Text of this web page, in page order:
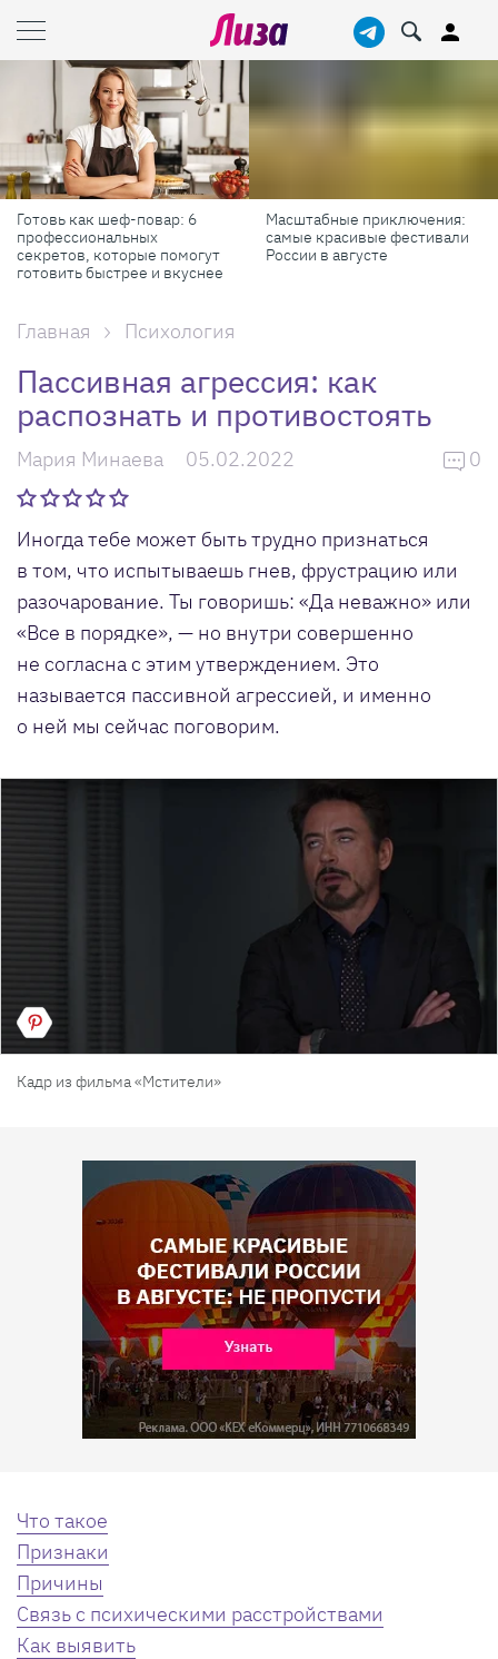
Готовь как шеф-повар: 6
профессиональных
секретов, которые помогут
готовить быстрее и вкуснее
Масштабные приключения:
самые красивые фестивали
России в августе
Главная Психология
Пассивная агрессия: как
распознать и противостоять
Мария Минаева 05.02.2022 0
Иногда тебе может быть трудно признаться
в том, что испытываешь гнев, фрустрацию или
разочарование. Ты говоришь: «Да неважно» или
«Все в порядке», — но внутри совершенно
не согласна с этим утверждением. Это
называется пассивной агрессией, и именно
о ней мы сейчас поговорим.
Кадр из фильма «Мстители»
Что такое
Признаки
Причины
Связь с психическими расстройствами
Как выявить